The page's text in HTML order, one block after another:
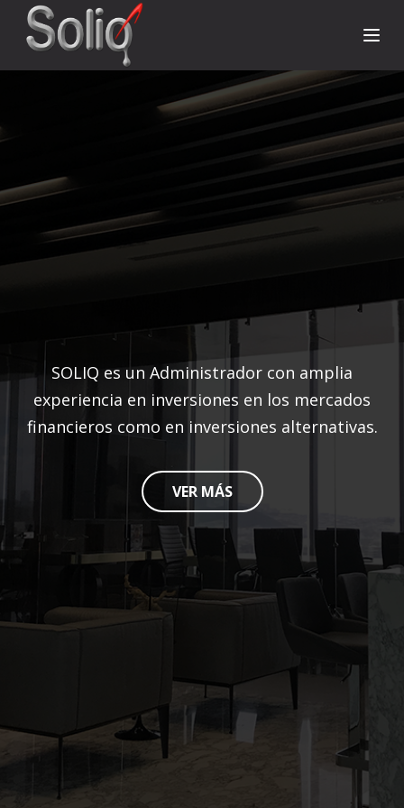
SOLIQ es un Administrador con amplia
experiencia en inversiones en los mercados
financieros como en inversiones alternativas.
VER MÁS